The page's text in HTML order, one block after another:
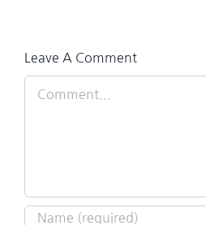
Leave A Comment